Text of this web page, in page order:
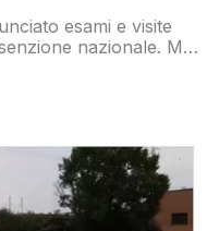
esami e visite
nazionale. Ma,
pagare tutto ai